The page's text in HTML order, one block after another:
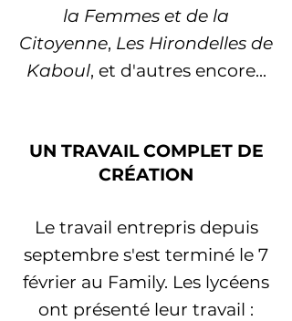
la Femmes et de la
Citoyenne, Les Hirondelles de
Kaboul, et d'autres encore...
UN TRAVAIL COMPLET DE
CRÉATION
Le travail entrepris depuis
septembre s'est terminé le 7
février au Family. Les lycéens
ont présenté leur travail :